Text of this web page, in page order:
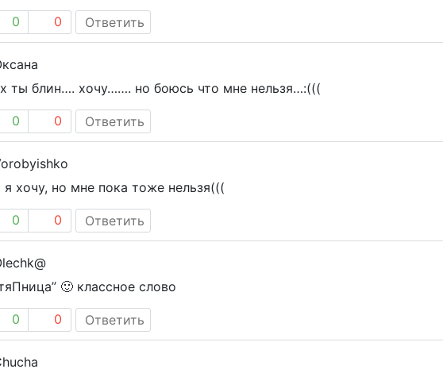
0 0 Ответить
ты блин…. хочу……. но боюсь что мне нельзя…:(((
0 0 Ответить
я хочу, но мне пока тоже нельзя(((
0 0 Ответить
🙂 классное слово
0 0 Ответить